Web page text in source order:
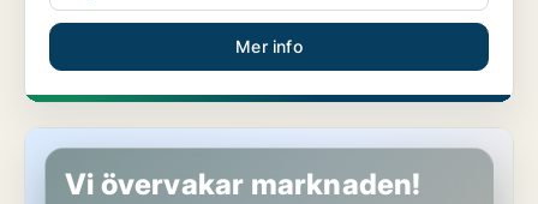
Mer info
Lägenhet i Gotland, Slite
Vi övervakar marknaden!